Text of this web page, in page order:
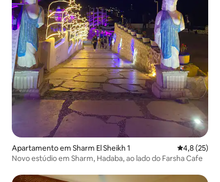
Apartamento em Sharm El Sheikh 1
4,8 (25)
Novo estúdio em Sharm, Hadaba, ao lado do Farsha Cafe